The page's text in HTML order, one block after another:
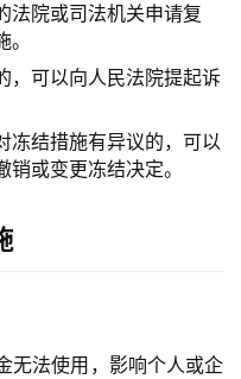
法院或司法机关申请复
，可以向人民法院提起诉
冻结措施有异议的，可以
或变更冻结决定。
无法使用，影响个人或企